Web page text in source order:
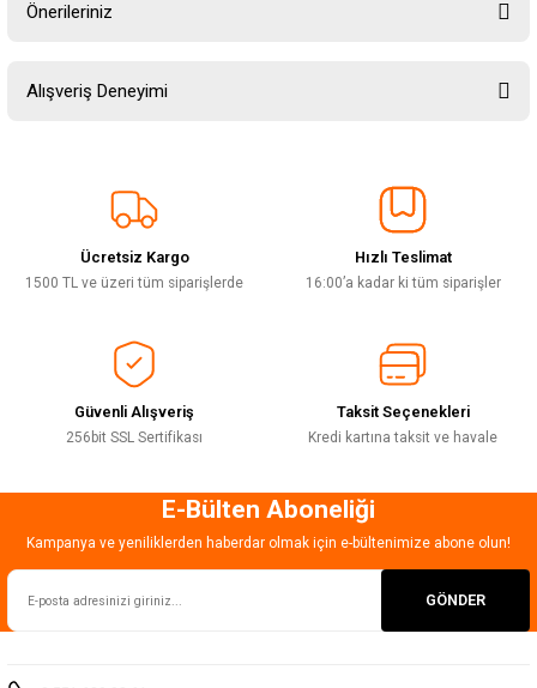
Önerileriniz
Bu ürünün fiyat bilgisi, resim, ürün açıklamalarında ve diğer konularda
yetersiz gördüğünüz noktaları öneri formunu kullanarak tarafımıza
Ürün resmi kalitesiz, bozuk veya görüntülenemiyor.
Ürün açıklamasında eksik bilgiler bulunuyor.
Ürün bilgilerinde hatalar bulunuyor.
Bu ürüne benzer farklı alternatifler olmalı.
Gönder
Alışveriş Deneyimi
Deneyimini Paylaş
Ücretsiz Kargo
1500 TL ve üzeri tüm siparişlerde
Hızlı Teslimat
16:00’a kadar ki tüm siparişler
Güvenli Alışveriş
256bit SSL Sertifikası
Taksit Seçenekleri
Kredi kartına taksit ve havale
E-Bülten Aboneliği
Kampanya ve yeniliklerden haberdar olmak için e-bültenimize abone olun!
GÖNDER